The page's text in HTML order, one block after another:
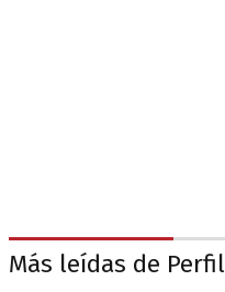
Más leídas de Perfil